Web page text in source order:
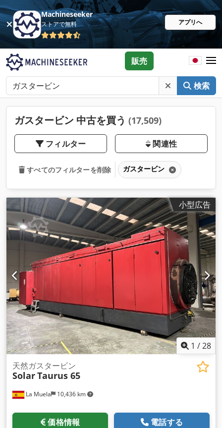
Machineseeker
ストアで無料 アプリへ
検索
販売
ガスタービン 中古を買う (17,509)
フィルター 関連性
すべてのフィルターを削除 ガスタービン
小型広告
1 /28
La Muela 10,436 km
天然ガスタービン
SolarTaurus 65
価格情報 電話する